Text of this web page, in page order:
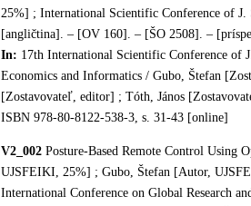
25%] ; International Scientific Conference of
[angličtina]. – [OV 160]. – [ŠO 2508]. –
In: 17th International Scientific Conference of
Economics and Informatics / Gubo, Štefan
[Zostavovateľ, editor] ; Tóth, János
ISBN 978-80-8122-538-3, s. 31-43 [online]
V2_002Posture-Based Remote Control Using
UJSFEIKI, 25%] ; Gubo, Štefan [Autor,
International Conference on Global Research